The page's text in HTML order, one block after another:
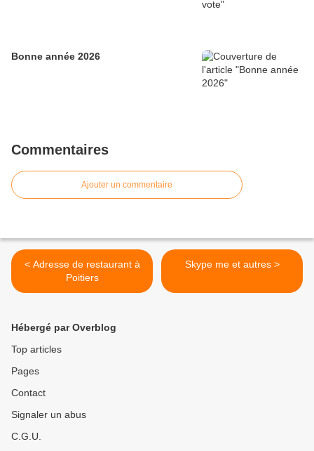
Bonne année 2026
Commentaires
Ajouter un commentaire
< Adresse de restaurant à
Poitiers
Skype me et autres >
Hébergé par Overblog
Top articles
Pages
Contact
Signaler un abus
C.G.U.